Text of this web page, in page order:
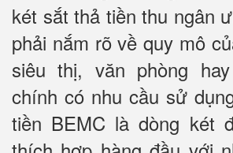
két sắt thả tiền thu ngân
phải nắm rõ về quy mô
siêu thị, văn phòng
chính có nhu cầu sử
tiền BEMC là dòng két